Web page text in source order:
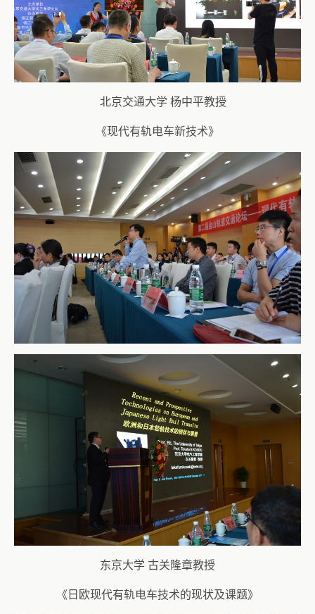
北京交通大学 杨中平教授
《现代有轨电车新技术》
东京大学 古关隆章教授
《日欧现代有轨电车技术的现状及课题》